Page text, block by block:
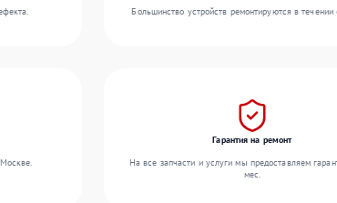
Большинство устройств ремонтируются в течении
Гарантия на ремонт
На все запчасти и услуги мы предоставляем
мес.